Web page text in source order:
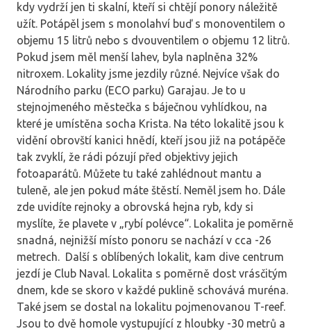
kdy vydrží jen ti skalní, kteří si chtějí ponory náležitě
užít. Potápěl jsem s monolahví buď s monoventilem o
objemu 15 litrů nebo s dvouventilem o objemu 12 litrů.
Pokud jsem měl menší lahev, byla naplněna 32%
nitroxem. Lokality jsme jezdily různé. Nejvíce však do
Národního parku (ECO parku) Garajau. Je to u
stejnojmeného městečka s báječnou vyhlídkou, na
které je umístěna socha Krista. Na této lokalitě jsou k
vidění obrovští kanici hnědí, kteří jsou již na potápěče
tak zvyklí, že rádi pózují před objektivy jejich
fotoaparátů. Můžete tu také zahlédnout mantu a
tuleně, ale jen pokud máte štěstí. Neměl jsem ho. Dále
zde uvidíte rejnoky a obrovská hejna ryb, kdy si
myslíte, že plavete v „rybí polévce“. Lokalita je poměrně
snadná, nejnižší místo ponoru se nachází v cca -26
metrech. Další s oblíbených lokalit, kam dive centrum
jezdí je Club Naval. Lokalita s poměrně dost vrásčitým
dnem, kde se skoro v každé puklině schovává muréna.
Také jsem se dostal na lokalitu pojmenovanou T-reef.
Jsou to dvě homole vystupující z hloubky -30 metrů a